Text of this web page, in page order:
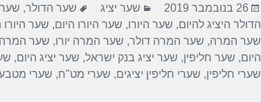
o
o
k
פורסם
בתאריך
26 בנובמבר 2019 קטגוריות
שער יציג תגיות
שער הדולר, שער
הדולר היציג להיום, שער היורו, שער היורו היום, שער היורו
שער המרה, שער המרה דולר, שער המרה יורו, שער המרה
היום, שער חליפין, שער יציג בנק ישראל, שער יציג היום,
שערי חליפין, שערי חליפין יציגים, שערי מט"ח, שערי